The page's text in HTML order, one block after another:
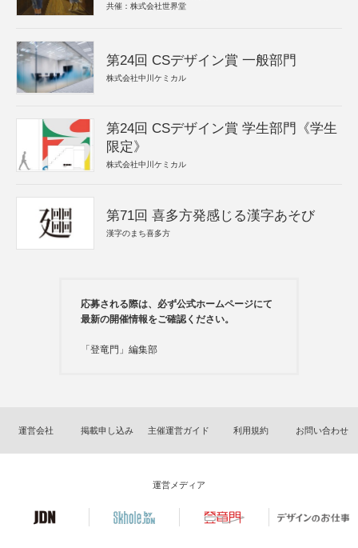
共催：株式会社世界堂
第24回 CSデザイン賞 一般部門
株式会社中川ケミカル
第24回 CSデザイン賞 学生部門《学生
限定》
株式会社中川ケミカル
第71回 喜多方発感じる漢字あそび
漢字のまち喜多方
応募される際は、必ず公式ホームページにて
最新の開催情報をご確認ください。
「登竜門」編集部
運営会社 掲載申し込み 主催運営ガイド 利用規約 お問い合わせ
運営メディア